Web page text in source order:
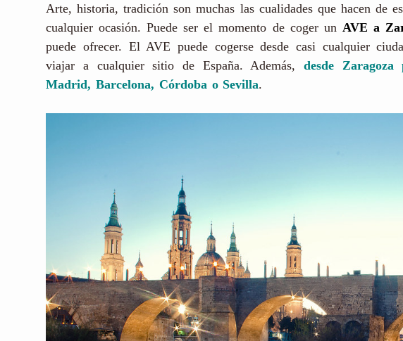
Arte, historia, tradición son muchas las cualidades que hacen de
cualquier ocasión. Puede ser el momento de coger un AVE a
puede ofrecer. El AVE puede cogerse desde casi cualquier
viajar a cualquier sitio de España. Además,desde Zaragoza
Madrid, Barcelona, Córdoba o Sevilla.